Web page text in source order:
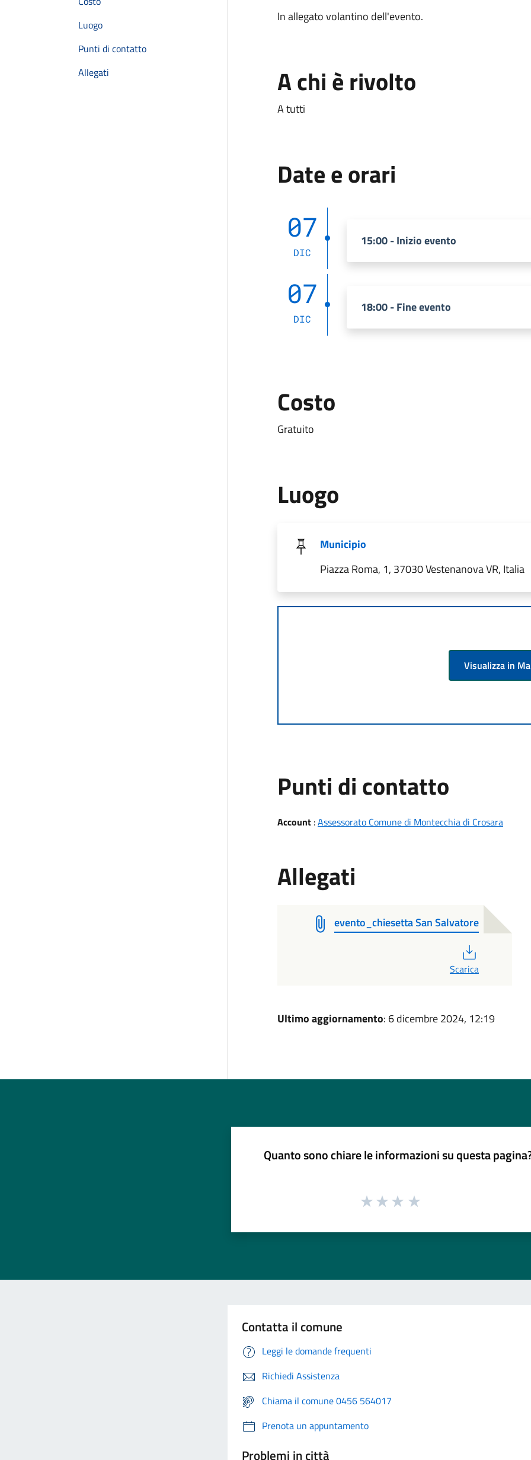
Luogo
Punti di contatto
Allegati
In allegato volantino dell'evento.
A chi è rivolto
A tutti
Date e orari
07
DIC
15:00 - Inizio evento
07
DIC
18:00 - Fine evento
Costo
Gratuito
Luogo
Municipio
Piazza Roma, 1, 37030 Vestenanova VR, Italia
Visualizza in
Punti di contatto
Account:Assessorato Comune di Montecchia di Crosara
Allegati
evento_chiesetta San Salvatore
Scarica
Ultimo aggiornamento: 6 dicembre 2024, 12:19
Quanto sono chiare le informazioni su questa
Contatta il comune
Leggi le domande frequenti
Richiedi Assistenza
Chiama il comune 0456 564017
Prenota un appuntamento
Problemi in città